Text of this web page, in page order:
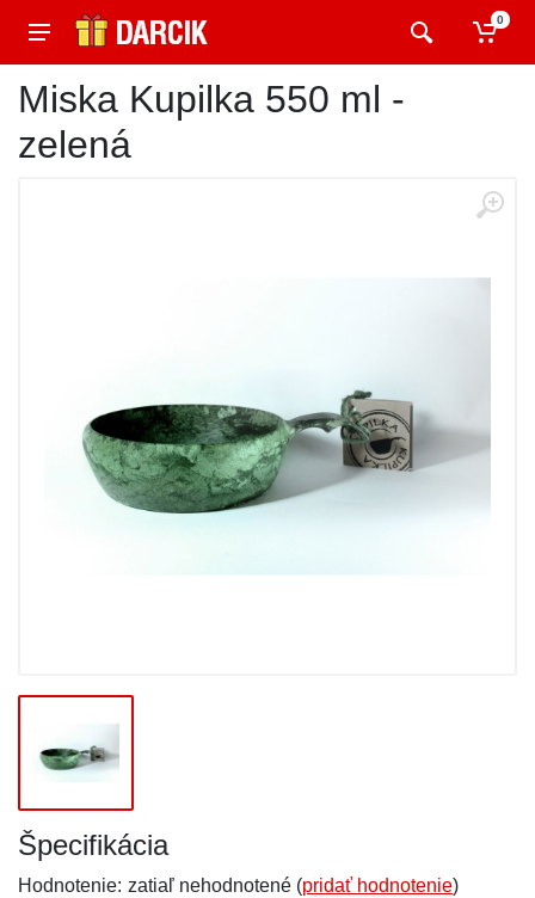
0
Miska Kupilka 550 ml -
zelená
Špecifikácia
Hodnotenie: zatiaľ nehodnotené (pridať hodnotenie)